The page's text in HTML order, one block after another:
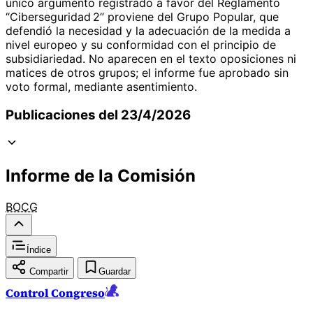
único argumento registrado a favor del Reglamento
“Ciberseguridad 2” proviene del Grupo Popular, que
defendió la necesidad y la adecuación de la medida a
nivel europeo y su conformidad con el principio de
subsidiariedad. No aparecen en el texto oposiciones ni
matices de otros grupos; el informe fue aprobado sin
voto formal, mediante asentimiento.
Publicaciones del 23/4/2026
Informe de la Comisión
BOCG
Índice
Compartir Guardar
Control Congreso